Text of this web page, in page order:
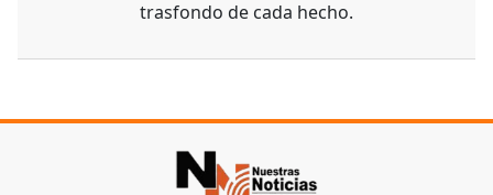
trasfondo de cada hecho.